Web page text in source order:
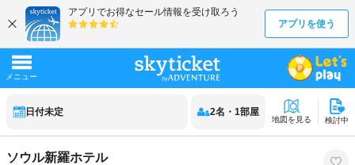
日付未定 2名 ・ 1部屋
地図を見る 検討中
ソウル新羅ホテル